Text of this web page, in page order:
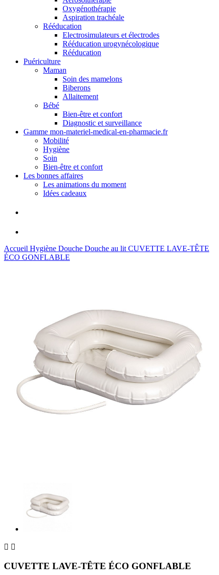
Oxygénothérapie
Aspiration trachéale
Rééducation
Electrosimulateurs et électrodes
Rééducation urogynécologique
Rééducation
Puériculture
Maman
Soin des mamelons
Biberons
Allaitement
Bébé
Bien-être et confort
Diagnostic et surveillance
Gamme mon-materiel-medical-en-pharmacie.fr
Mobilité
Hygiène
Soin
Bien-être et confort
Les bonnes affaires
Les animations du moment
Idées cadeaux
Accueil Hygiène Douche Douche au lit CUVETTE LAVE-TÊTE
ÉCO GONFLABLE
 
CUVETTE LAVE-TÊTE ÉCO GONFLABLE